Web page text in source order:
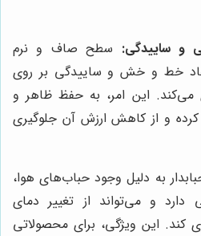
و ساییدگی: سطح صاف و نرم
ایجاد خط و خش و ساییدگی بر روی
می‌کند. این امر، به حفظ ظاهر و
و از کاهش ارزش آن جلوگیری
به دلیل وجود حباب‌های هوا،
و می‌تواند از تغییر دمای
کند. این ویژگی، برای محصولاتی